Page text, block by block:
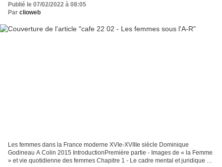
Publié le 07/02/2022 à 08:05
Par clioweb
Les femmes dans la France moderne XVIe-XVIIIe siècle Dominique
Godineau A Colin 2015 IntroductionPremière partie - Images de « la Femme
» et vie quotidienne des femmes Chapitre 1 - Le cadre mental et juridique de